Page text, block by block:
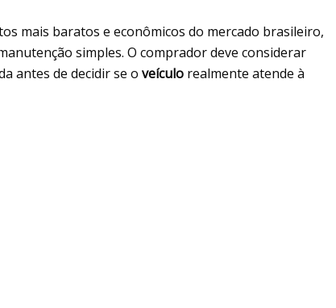
mais baratos e econômicos do mercado brasileiro,
simples. O comprador deve considerar
antes de decidir se o veículo realmente atende à